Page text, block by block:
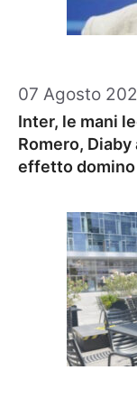
07 Agosto
Inter, le mani
Romero,
effetto domino